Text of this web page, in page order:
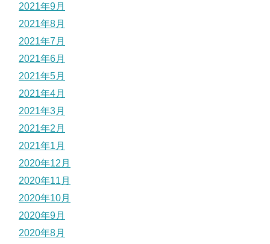
2021年9月
2021年8月
2021年7月
2021年6月
2021年5月
2021年4月
2021年3月
2021年2月
2021年1月
2020年12月
2020年11月
2020年10月
2020年9月
2020年8月